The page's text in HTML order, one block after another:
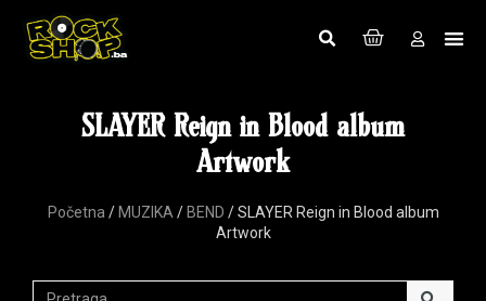
SLAYER Reign in Blood album
Artwork
Početna / MUZIKA / BEND / SLAYER Reign in Blood album
Artwork